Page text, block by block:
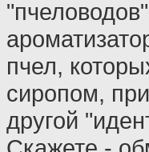
пчел,
сиропом,
другой